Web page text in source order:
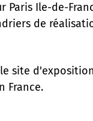
Ile-de-
de
site
France.